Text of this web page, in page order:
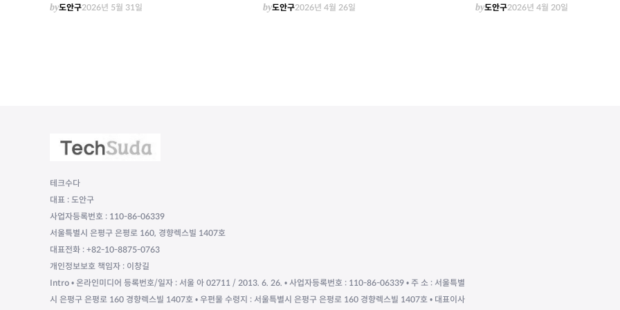
by도안구2026년 5월 31일 by도안구2026년 4월 26일 by도안구2026년 4월 20일
테크수다
대표 : 도안구
사업자등록번호 : 110-86-06339
서울특별시 은평구 은평로 160, 경향렉스빌 1407호
대표전화 : +82-10-8875-0763
개인정보보호 책임자 : 이창길
Intro • 온라인미디어 등록번호/일자 : 서울 아 02711 / 2013. 6. 26. • 사업자등록번호 : 110-86-06339 • 주 소 : 서울특별
시 은평구 은평로 160 경향렉스빌 1407호 • 우편물 수령지 : 서울특별시 은평구 은평로 160 경향렉스빌 1407호 • 대표이사